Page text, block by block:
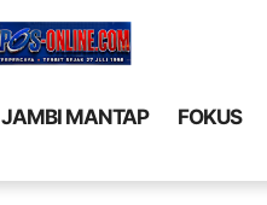
JAMBI MANTAP FOKUS